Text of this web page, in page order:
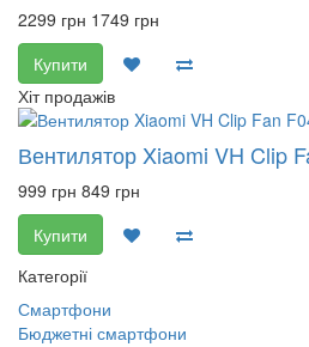
2299 грн 1749 грн
Купити
Хіт продажів
Вентилятор Xiaomi VH Clip
999 грн 849 грн
Купити
Категорії
Смартфони
Бюджетні смартфони